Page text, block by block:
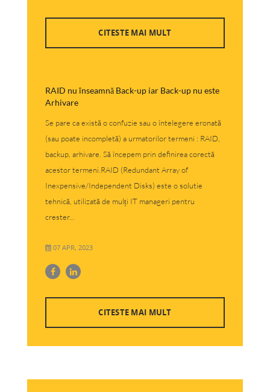
CITESTE MAI MULT
RAID nu înseamnă Back-up iar Back-up nu este
Arhivare
Se pare ca există o confuzie sau o întelegere eronată
(sau poate incompletă) a urmatorilor termeni : RAID,
backup, arhivare. Să începem prin definirea corectă
acestor termeni.RAID (Redundant Array of
Inexpensive/Independent Disks) este o solutie
tehnică, utilizată de mulți IT manageri pentru
crester...
07 APR, 2023
CITESTE MAI MULT